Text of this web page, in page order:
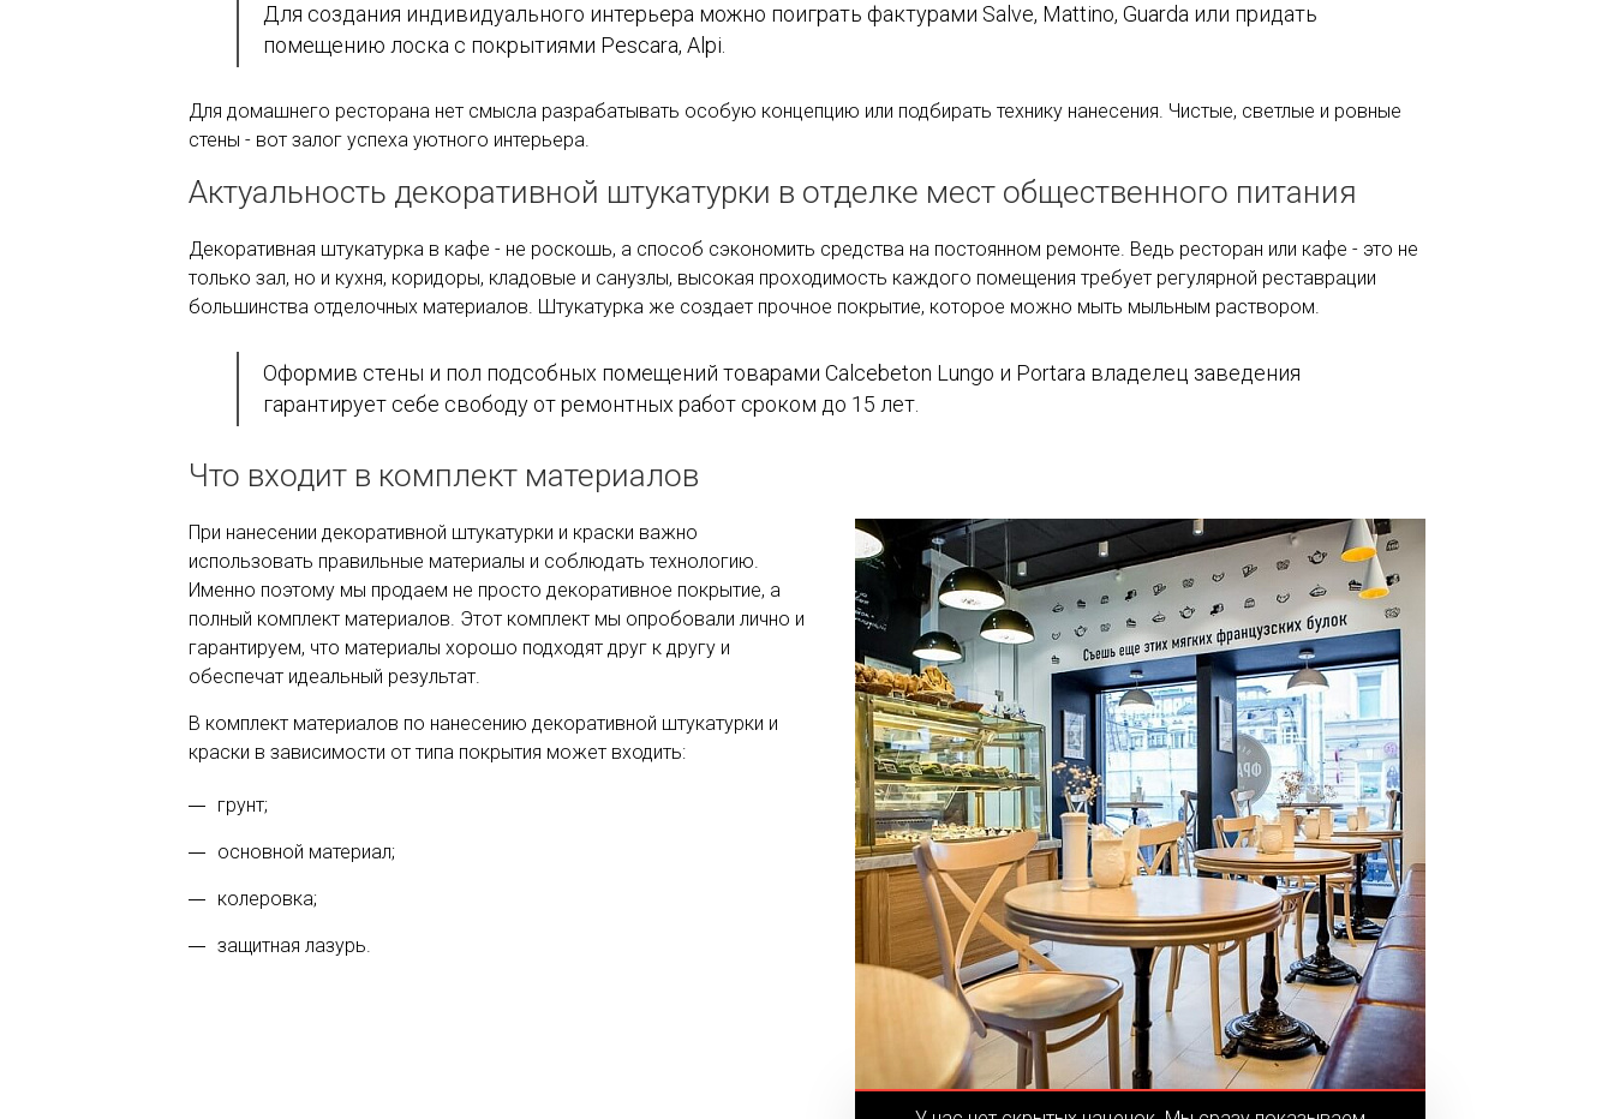
Для создания индивидуального интерьера можно поиграть фактурами Salve, Mattino, Guarda или придать
помещению лоска с покрытиями Pescara, Alpi.
Для домашнего ресторана нет смысла разрабатывать особую концепцию или подбирать технику нанесения. Чистые, светлые и ровные
стены - вот залог успеха уютного интерьера.
Актуальность декоративной штукатурки в отделке мест общественного питания
Декоративная штукатурка в кафе - не роскошь, а способ сэкономить средства на постоянном ремонте. Ведь ресторан или кафе - это не
только зал, но и кухня, коридоры, кладовые и санузлы, высокая проходимость каждого помещения требует регулярной реставрации
большинства отделочных материалов. Штукатурка же создает прочное покрытие, которое можно мыть мыльным раствором.
Оформив стены и пол подсобных помещений товарами Calcebeton Lungo и Portara владелец заведения
гарантирует себе свободу от ремонтных работ сроком до 15 лет.
Что входит в комплект материалов
При нанесении декоративной штукатурки и краски важно
использовать правильные материалы и соблюдать технологию.
Именно поэтому мы продаем не просто декоративное покрытие, а
полный комплект материалов. Этот комплект мы опробовали лично и
гарантируем, что материалы хорошо подходят друг к другу и
обеспечат идеальный результат.
В комплект материалов по нанесению декоративной штукатурки и
краски в зависимости от типа покрытия может входить:
грунт;
основной материал;
колеровка;
защитная лазурь.